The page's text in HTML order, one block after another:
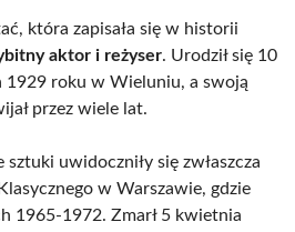
która zapisała się w historii
aktor i reżyser. Urodził się 10
roku w Wieluniu, a swoją
przez wiele lat.
sztuki uwidoczniły się zwłaszcza
w Warszawie, gdzie
1965-1972. Zmarł 5 kwietnia